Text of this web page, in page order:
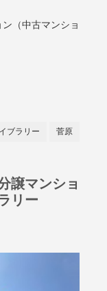
（中古マンショ
ブラリー 菅原
譲マンショ
リー